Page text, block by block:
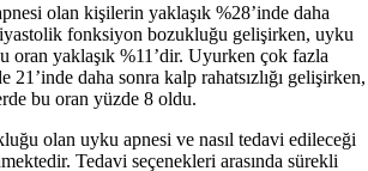
olan kişilerin yaklaşık %28’inde daha
fonksiyon bozukluğu gelişirken, uyku
oran yaklaşık %11’dir. Uyurken çok fazla
21’inde daha sonra kalp rahatsızlığı gelişirken,
bu oran yüzde 8 oldu.
olan uyku apnesi ve nasıl tedavi edileceği
Tedavi seçenekleri arasında sürekli